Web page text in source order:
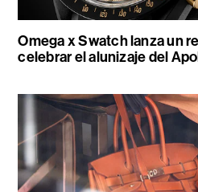
Omega x Swatch lanza un
celebrar el alunizaje del